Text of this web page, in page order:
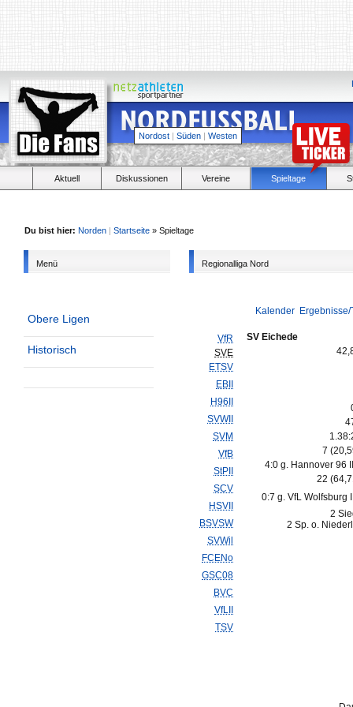
Nordost | Süden | Westen
Aktuell Diskussionen Vereine Spieltage
Du bist hier: Norden | Startseite » Spieltage
Menü
Obere Ligen
Historisch
Regionalliga Nord
Kalender
VfR
SVE
ETSV
EBII
H96II
SVWII
SVM
VfB
StPII
SCV
HSVII
BSVSW
SVWil
FCENo
GSC08
BVC
VfLII
TSV
SV Eichede
7
4:0 g. Hannover 96
22
0:7 g. VfL Wolfsburg
2
2 Sp. o.